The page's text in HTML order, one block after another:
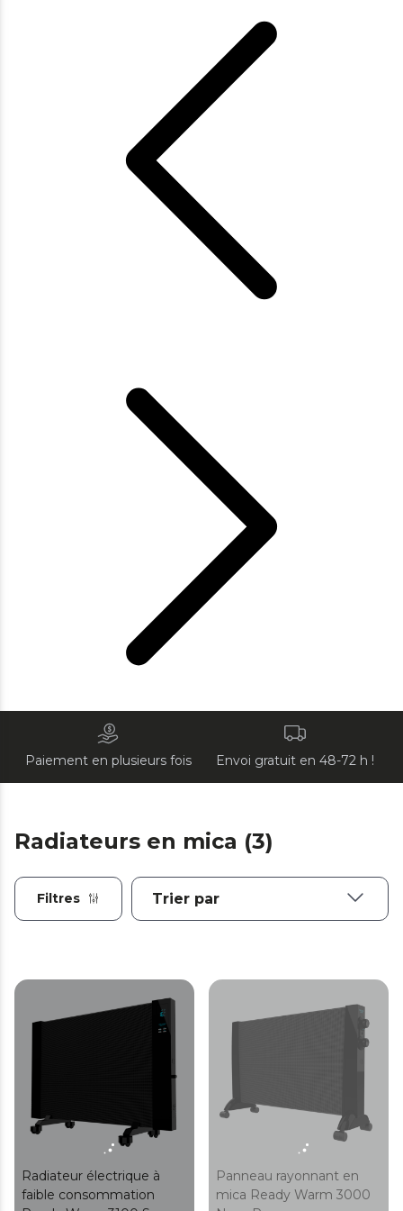
Paiement en plusieurs fois Envoi gratuit en 48-72 h !
Radiateurs en mica (3)
Filtres
Radiateur électrique à
faible consommation
Panneau rayonnant en
mica Ready Warm 3000